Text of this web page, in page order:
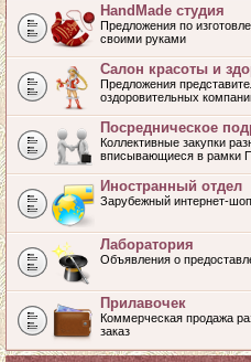
HandMade студия
Предложения по
своими руками
Салон красоты и
Предложения
оздоровительных
Посредническое
Коллективные закупки
вписывающиеся в рамки
Иностранный отдел
Зарубежный интернет-
Лаборатория
Объявления о
Прилавочек
Коммерческая продажа
заказ